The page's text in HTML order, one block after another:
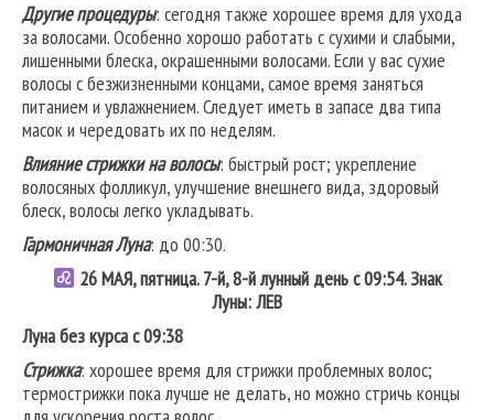
Другие процедуры: сегодня также хорошее время для ухода
за волосами. Особенно хорошо работать с сухими и слабыми,
лишенными блеска, окрашенными волосами. Если у вас сухие
волосы с безжизненными концами, самое время заняться
питанием и увлажнением. Следует иметь в запасе два типа
масок и чередовать их по неделям.
Влияние стрижки на волосы: быстрый рост; укрепление
волосяных фолликул, улучшение внешнего вида, здоровый
блеск, волосы легко укладывать.
Гармоничная Луна: до 00:30.
26 МАЯ, пятница. 7-й, 8-й лунный день с 09:54. Знак
Луны: ЛЕВ
Луна без курса с 09:38
Стрижка: хорошее время для стрижки проблемных волос;
термострижки пока лучше не делать, но можно стричь концы